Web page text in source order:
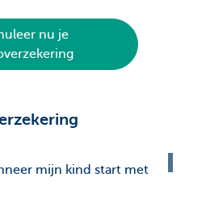
nu je
mijn kind start met